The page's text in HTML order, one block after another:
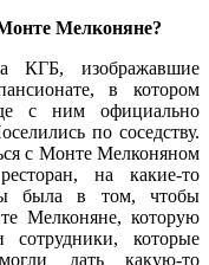
Мелконяне?
КГБ, изображавшие
в котором
с ним официально
по соседству.
с Монте Мелконяном
на какие-то
была в том, чтобы
Мелконяне, которую
сотрудники, которые
дать какую-то